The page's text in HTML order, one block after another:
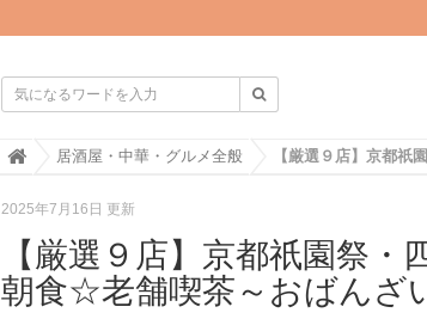
H
e
居酒屋・中華・グルメ全般
2025年7月16日 更新
【厳選９店】京都祇園祭・
朝食☆老舗喫茶～おばんざ